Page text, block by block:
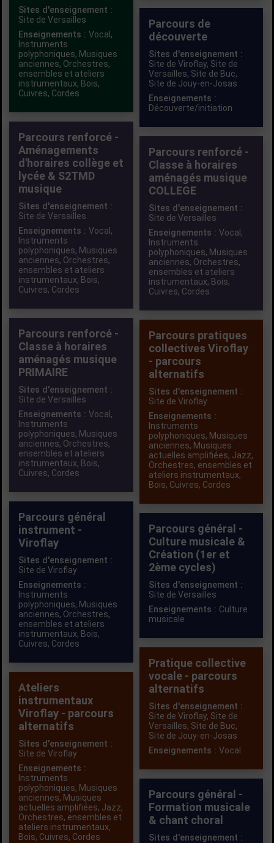
Sites d'enseignement :
Site de Versailles
Enseignements : Vocal ,
Instruments
polyphoniques, Musiques
anciennes, Orchestres,
ensembles et ateliers
instrumentaux, Bois,
Cuivres, Cordes
Parcours de
découverte
Sites d'enseignement :
Site de Viroflay, Site de
Versailles, Site de Buc,
Site de Jouy-en-Josas
Enseignements :
Découverte/initiation
Parcours renforcé -
Aménagements
d'horaires collège et
lycée & S2TMD
musique
Sites d'enseignement :
Site de Versailles
Enseignements : Vocal ,
Instruments
polyphoniques, Musiques
anciennes, Orchestres,
ensembles et ateliers
instrumentaux, Bois,
Cuivres, Cordes
Parcours renforcé -
Classe à horaires
aménagés musique
COLLEGE
Sites d'enseignement :
Site de Versailles
Enseignements : Vocal ,
Instruments
polyphoniques, Musiques
anciennes, Orchestres,
ensembles et ateliers
instrumentaux, Bois,
Cuivres, Cordes
Parcours renforcé -
Classe à horaires
aménagés musique
PRIMAIRE
Sites d'enseignement :
Site de Versailles
Enseignements : Vocal ,
Instruments
polyphoniques, Musiques
anciennes, Orchestres,
ensembles et ateliers
instrumentaux, Bois,
Cuivres, Cordes
Parcours pratiques
collectives Viroflay
- parcours
alternatifs
Sites d'enseignement :
Site de Viroflay
Enseignements :
Instruments
polyphoniques, Musiques
anciennes, Musiques
actuelles amplifiées, Jazz,
Orchestres, ensembles et
ateliers instrumentaux,
Bois, Cuivres, Cordes
Parcours général
instrument -
Viroflay
Sites d'enseignement :
Site de Viroflay
Enseignements :
Instruments
polyphoniques, Musiques
anciennes, Orchestres,
ensembles et ateliers
instrumentaux, Bois,
Cuivres, Cordes
Parcours général -
Culture musicale &
Création (1er et
2ème cycles)
Sites d'enseignement :
Site de Versailles
Enseignements : Culture
musicale
Pratique collective
vocale - parcours
alternatifs
Sites d'enseignement :
Site de Viroflay, Site de
Versailles, Site de Buc,
Site de Jouy-en-Josas
Enseignements : Vocal
Ateliers
instrumentaux
Viroflay - parcours
alternatifs
Sites d'enseignement :
Site de Viroflay
Enseignements :
Instruments
polyphoniques, Musiques
anciennes, Musiques
actuelles amplifiées, Jazz,
Orchestres, ensembles et
ateliers instrumentaux,
Bois, Cuivres, Cordes
Parcours général -
Formation musicale
& chant choral
Sites d'enseignement :